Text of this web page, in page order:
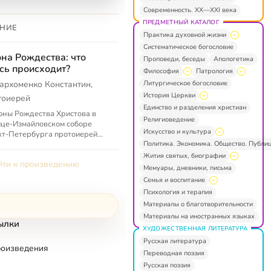
Рождества: что
происходит?
Константин,
Рождества Христова в
Измайловском соборе
Петербурга протоиерей
Что означ...
к произведению
Современность. XX—XXI века
ПРЕДМЕТНЫЙ КАТАЛОГ
Практика духовной жизни
Систематическое богословие
Проповеди, беседы
Апологетика
Философия
Патрология
Литургическое богословие
История Церкви
Единство и разделения христиан
Религиоведение
Искусство и культура
Политика. Экономика. Общество.
Жития святых, биографии
Мемуары, дневники, письма
Семья и воспитание
Психология и терапия
Материалы о благотворительности
Материалы на иностранных языках
ХУДОЖЕСТВЕННАЯ ЛИТЕРАТУРА
Русская литература
Переводная поэзия
Русская поэзия